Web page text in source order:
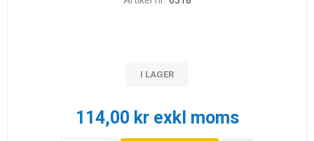
I LAGER
114,00 kr exkl moms